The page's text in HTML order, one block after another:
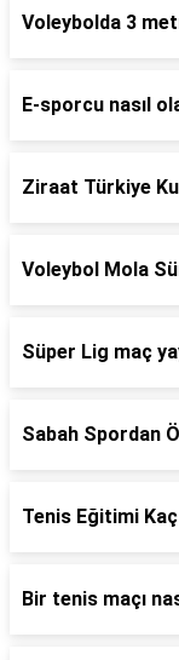
Voleybolda 3
E-sporcu nasıl
Ziraat Türkiye
Voleybol Mola
Süper Lig maç
Sabah Spordan
Tenis Eğitimi
Bir tenis maçı